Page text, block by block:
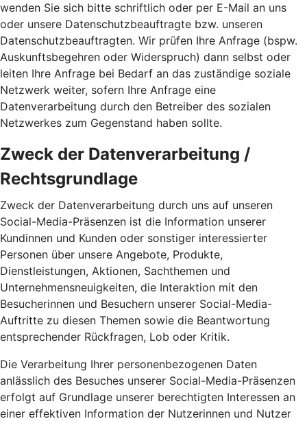
wenden Sie sich bitte schriftlich oder per E-Mail an uns
oder unsere Datenschutzbeauftragte bzw. unseren
Datenschutzbeauftragten. Wir prüfen Ihre Anfrage (bspw.
Auskunftsbegehren oder Widerspruch) dann selbst oder
leiten Ihre Anfrage bei Bedarf an das zuständige soziale
Netzwerk weiter, sofern Ihre Anfrage eine
Datenverarbeitung durch den Betreiber des sozialen
Netzwerkes zum Gegenstand haben sollte.
Zweck der Datenverarbeitung /
Rechtsgrundlage
Zweck der Datenverarbeitung durch uns auf unseren
Social-Media-Präsenzen ist die Information unserer
Kundinnen und Kunden oder sonstiger interessierter
Personen über unsere Angebote, Produkte,
Dienstleistungen, Aktionen, Sachthemen und
Unternehmensneuigkeiten, die Interaktion mit den
Besucherinnen und Besuchern unserer Social-Media-
Auftritte zu diesen Themen sowie die Beantwortung
entsprechender Rückfragen, Lob oder Kritik.
Die Verarbeitung Ihrer personenbezogenen Daten
anlässlich des Besuches unserer Social-Media-Präsenzen
erfolgt auf Grundlage unserer berechtigten Interessen an
einer effektiven Information der Nutzerinnen und Nutzer